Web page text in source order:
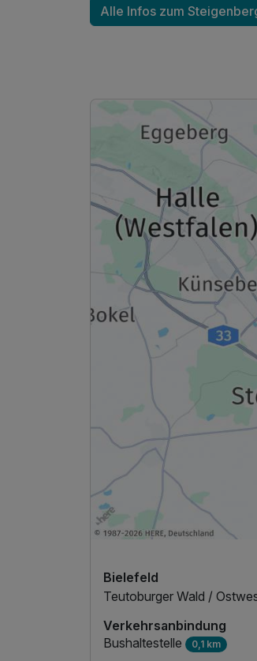
Alle Infos zum
Bielefeld
Teutoburger Wald /
Verkehrsanbindung
Bushaltestelle 0,1 km